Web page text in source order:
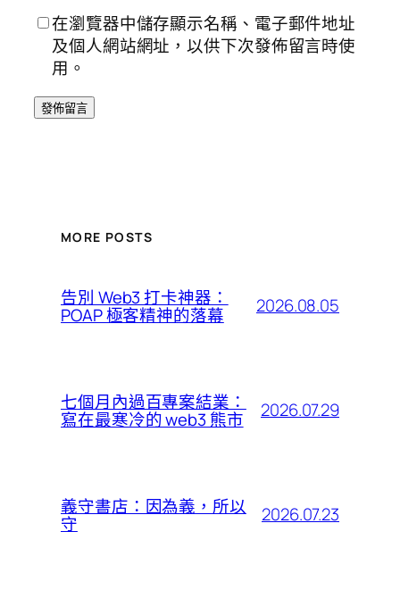
在瀏覽器中儲存顯示名稱、電子郵件地址
及個人網站網址，以供下次發佈留言時使
用。
MORE POSTS
告別 Web3 打卡神器：
POAP 極客精神的落幕 2026.08.05
七個月內過百專案結業：
寫在最寒冷的 web3 熊市 2026.07.29
義守書店：因為義，所以
守 2026.07.23